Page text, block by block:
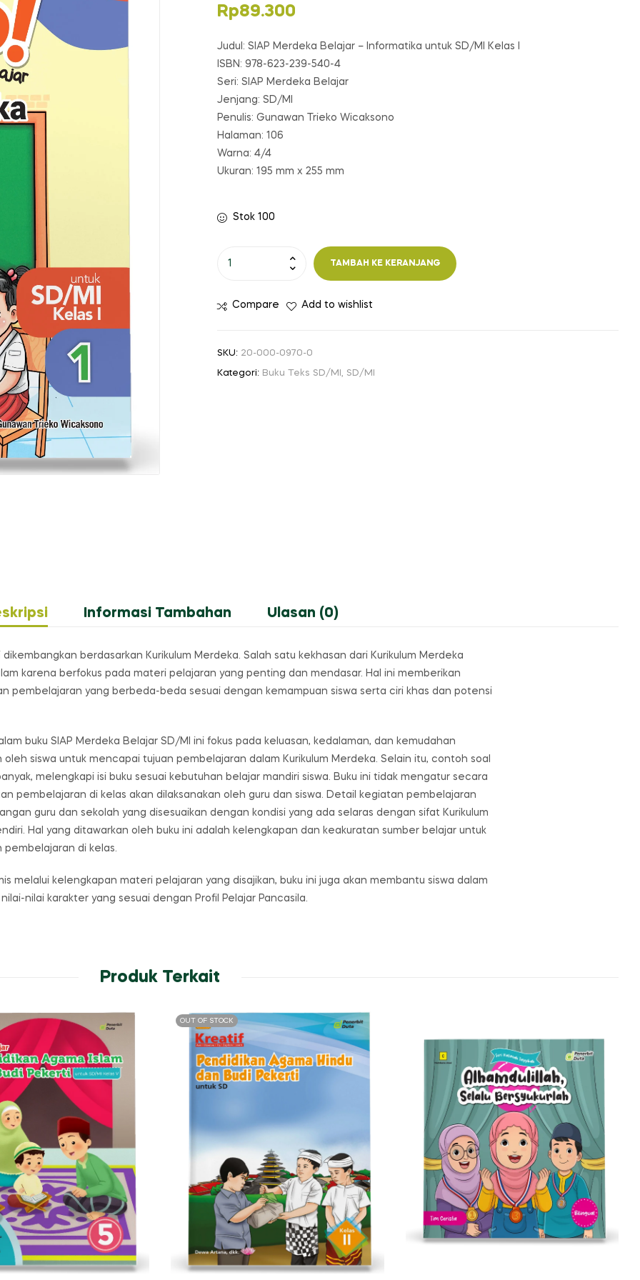
Rp89.300
Judul: SIAP Merdeka Belajar – Informatika untuk SD/MI Kelas I
ISBN: 978-623-239-540-4
Seri: SIAP Merdeka Belajar
Jenjang: SD/MI
Penulis: Gunawan Trieko Wicaksono
Halaman: 106
Warna: 4/4
Ukuran: 195 mm x 255 mm
Stok 100
Belajar:
TAMBAH KE KERANJANG
Compare Add to wishlist
SKU: 20-000-0970-0
Kategori: Buku Teks SD/MI , SD/MI
Informasi Tambahan Ulasan (0)
dikembangkan berdasarkan Kurikulum Merdeka. Salah satu kekhasan dari Kurikulum Merdeka
karena berfokus pada materi pelajaran yang penting dan mendasar. Hal ini memberikan
pembelajaran yang berbeda-beda sesuai dengan kemampuan siswa serta ciri khas dan potensi
buku SIAP Merdeka Belajar SD/MI ini fokus pada keluasan, kedalaman, dan kemudahan
siswa untuk mencapai tujuan pembelajaran dalam Kurikulum Merdeka. Selain itu, contoh soal
melengkapi isi buku sesuai kebutuhan belajar mandiri siswa. Buku ini tidak mengatur secara
pembelajaran di kelas akan dilaksanakan oleh guru dan siswa. Detail kegiatan pembelajaran
guru dan sekolah yang disesuaikan dengan kondisi yang ada selaras dengan sifat Kurikulum
Hal yang ditawarkan oleh buku ini adalah kelengkapan dan keakuratan sumber belajar untuk
pembelajaran di kelas.
melalui kelengkapan materi pelajaran yang disajikan, buku ini juga akan membantu siswa dalam
nilai karakter yang sesuai dengan Profil Pelajar Pancasila.
Produk Terkait
OUT OF STOCK